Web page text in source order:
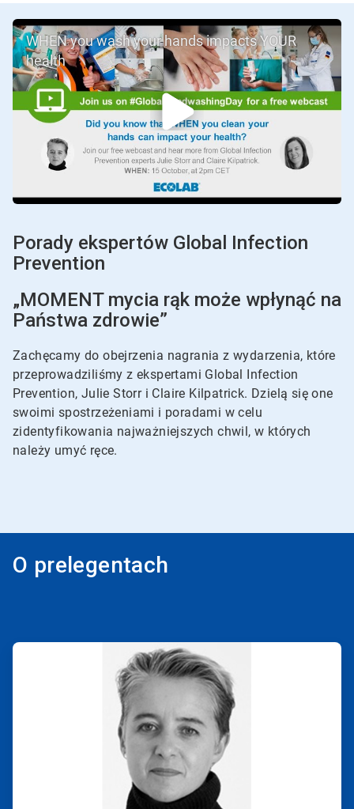
WHEN you wash your hands impacts YOUR
health
Porady ekspertów Global Infection
Prevention
„MOMENT mycia rąk może wpłynąć na
Państwa zdrowie”
Zachęcamy do obejrzenia nagrania z wydarzenia, które
przeprowadziliśmy z ekspertami Global Infection
Prevention, Julie Storr i Claire Kilpatrick. Dzielą się one
swoimi spostrzeżeniami i poradami w celu
zidentyfikowania najważniejszych chwil, w których
należy umyć ręce.
O prelegentach
ArticleTile